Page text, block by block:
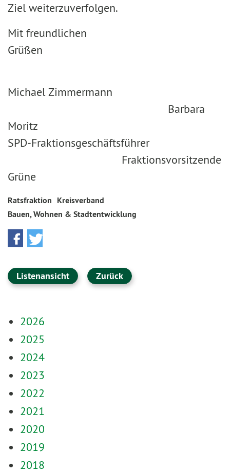
Ziel weiterzuverfolgen.
Mit freundlichen
Grüßen
Michael Zimmermann
Barbara
Moritz
SPD-Fraktionsgeschäftsführer
Fraktionsvorsitzende
Grüne
Ratsfraktion Kreisverband
Bauen, Wohnen & Stadtentwicklung
Listenansicht Zurück
2026
2025
2024
2023
2022
2021
2020
2019
2018